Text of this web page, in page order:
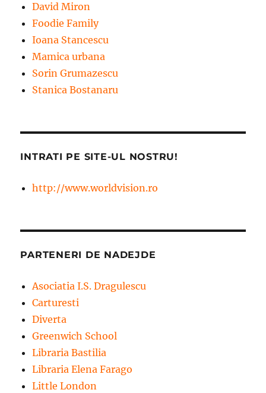
David Miron
Foodie Family
Ioana Stancescu
Mamica urbana
Sorin Grumazescu
Stanica Bostanaru
INTRATI PE SITE-UL NOSTRU!
http://www.worldvision.ro
PARTENERI DE NADEJDE
Asociatia I.S. Dragulescu
Carturesti
Diverta
Greenwich School
Libraria Bastilia
Libraria Elena Farago
Little London